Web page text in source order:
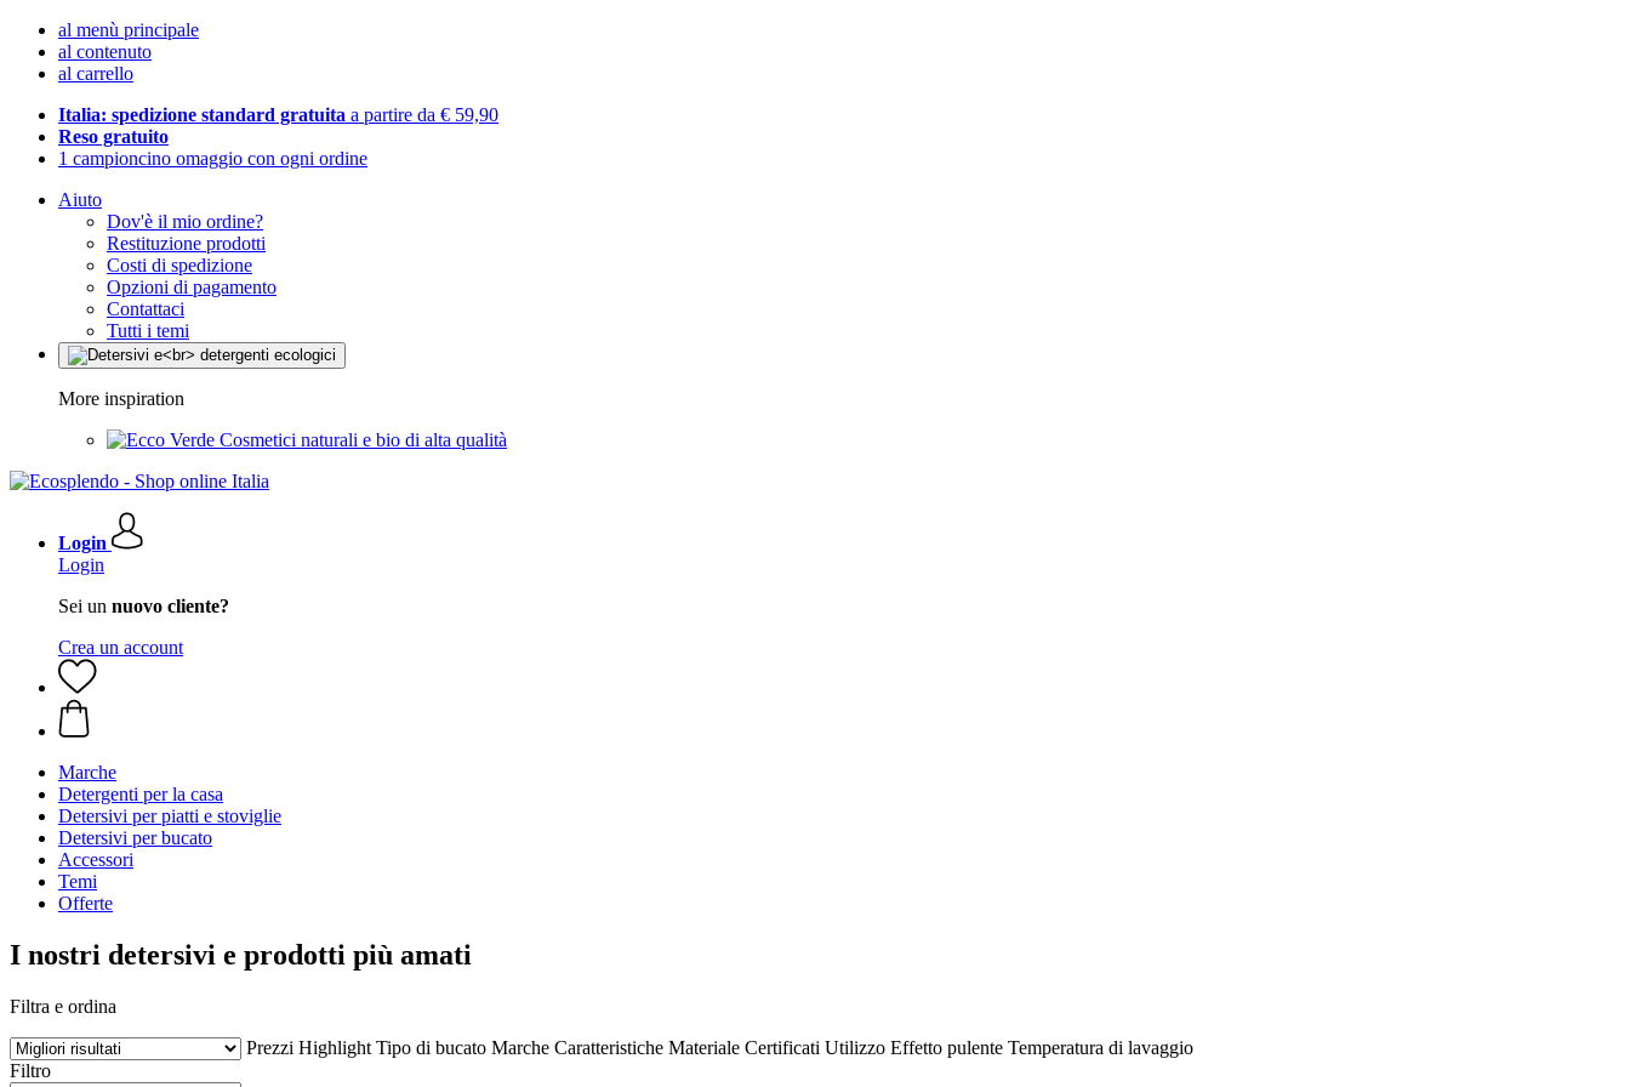
al menù principale
al contenuto
al carrello
Italia: spedizione standard gratuita a partire da € 59,90
Reso gratuito
1 campioncino omaggio con ogni ordine
Aiuto
Dov'è il mio ordine?
Restituzione prodotti
Costi di spedizione
Opzioni di pagamento
Contattaci
Tutti i temi
More inspiration
Cosmetici naturali e bio di alta qualità
Login
Login
Sei un nuovo cliente?
Crea un account
Marche
Detergenti per la casa
Detersivi per piatti e stoviglie
Detersivi per bucato
Accessori
Temi
Offerte
I nostri detersivi e prodotti più amati
Filtra e ordina
Prezzi Highlight Tipo di bucato Marche Caratteristiche Materiale Certificati Utilizzo Effetto pulente Temperatura di lavaggio
Filtro